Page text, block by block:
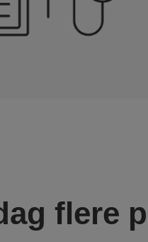
flere